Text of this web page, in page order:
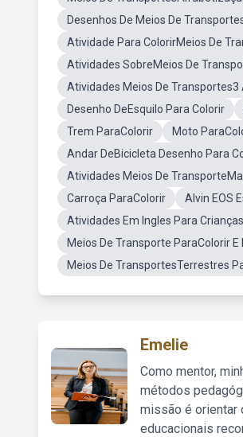
Desenhos De Meios De
Atividade Para ColorirMeios De
Atividades SobreMeios De
Atividades Meios De Transportes3
Desenho DeEsquilo Para Colorir
Trem ParaColorir
Moto
Andar DeBicicleta Desenho Para
Atividades Meios De
Carroça ParaColorir
Alvin EOS
Atividades Em Ingles Para Crianças
Meios De Transporte ParaColorir
Meios De TransportesTerrestres
Emelie
Como mentor,
métodos
missão é orientar
educacionais